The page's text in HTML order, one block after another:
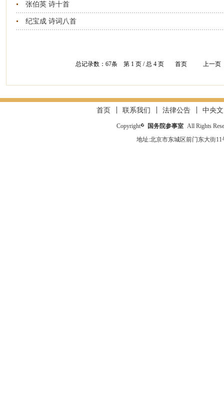
张伯英 诗十首
纪宝成 诗词八首
总记录数： 67条 第 1 页 / 总 4 页 首页 上一页
首页 联系我们 法律公告 中央
Copyright 国务院参事室 All Rights
地址:北京市东城区前门东大街11